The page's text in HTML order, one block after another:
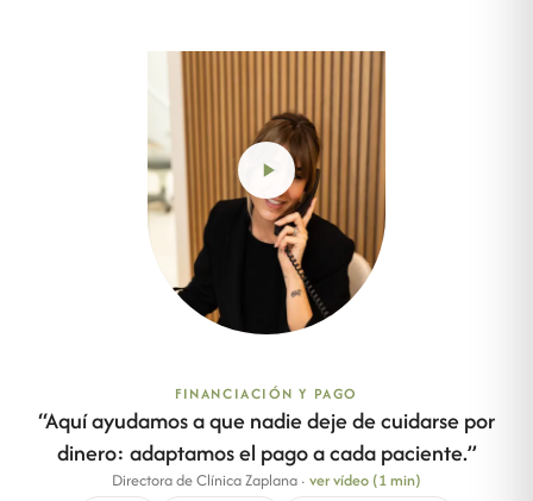
FINANCIACIÓN Y PAGO
“Aquí ayudamos a que nadie deje de cuidarse por
dinero: adaptamos el pago a cada paciente.”
Directora de Clínica Zaplana · ver vídeo (1 min)